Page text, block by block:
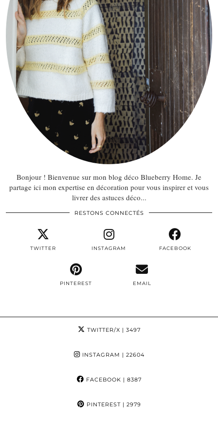
Bonjour ! Bienvenue sur mon blog déco Blueberry Home. Je
partage ici mon expertise en décoration pour vous inspirer et vous
livrer des astuces déco...
RESTONS CONNECTÉS
TWITTER INSTAGRAM FACEBOOK
PINTEREST EMAIL
TWITTER/X | 3497
INSTAGRAM | 22604
FACEBOOK | 8387
PINTEREST| 2979